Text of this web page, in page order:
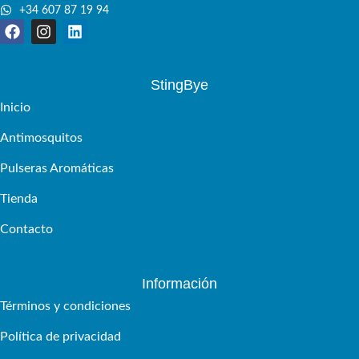
+34 607 87 19 94
StingBye
Inicio
Antimosquitos
Pulseras Aromáticas
Tienda
Contacto
Información
Términos y condiciones
Política de privacidad